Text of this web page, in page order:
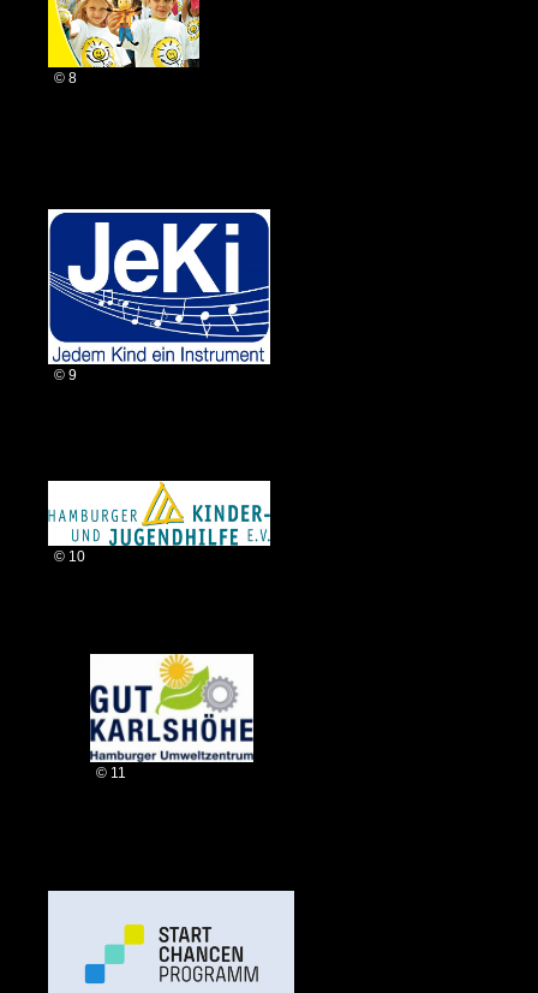
© 8
© 9
© 10
© 11